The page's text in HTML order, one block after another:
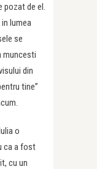
pozat de el.
lumea
se
muncesti
din
tine”
o
ca a fost
cu un